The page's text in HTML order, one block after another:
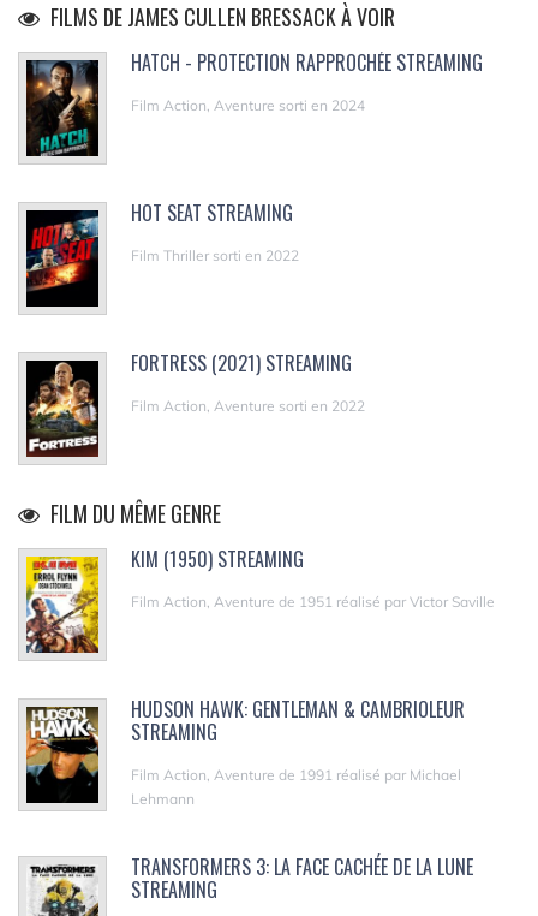
FILMS DE JAMES CULLEN BRESSACK À VOIR
HATCH - PROTECTION RAPPROCHÉE STREAMING
Film Action, Aventure sorti en 2024
HOT SEAT STREAMING
Film Thriller sorti en 2022
FORTRESS (2021) STREAMING
Film Action, Aventure sorti en 2022
FILM DU MÊME GENRE
KIM (1950) STREAMING
Film Action, Aventure de 1951 réalisé par Victor Saville
HUDSON HAWK: GENTLEMAN & CAMBRIOLEUR
STREAMING
Film Action, Aventure de 1991 réalisé par Michael
Lehmann
TRANSFORMERS 3: LA FACE CACHÉE DE LA LUNE
STREAMING